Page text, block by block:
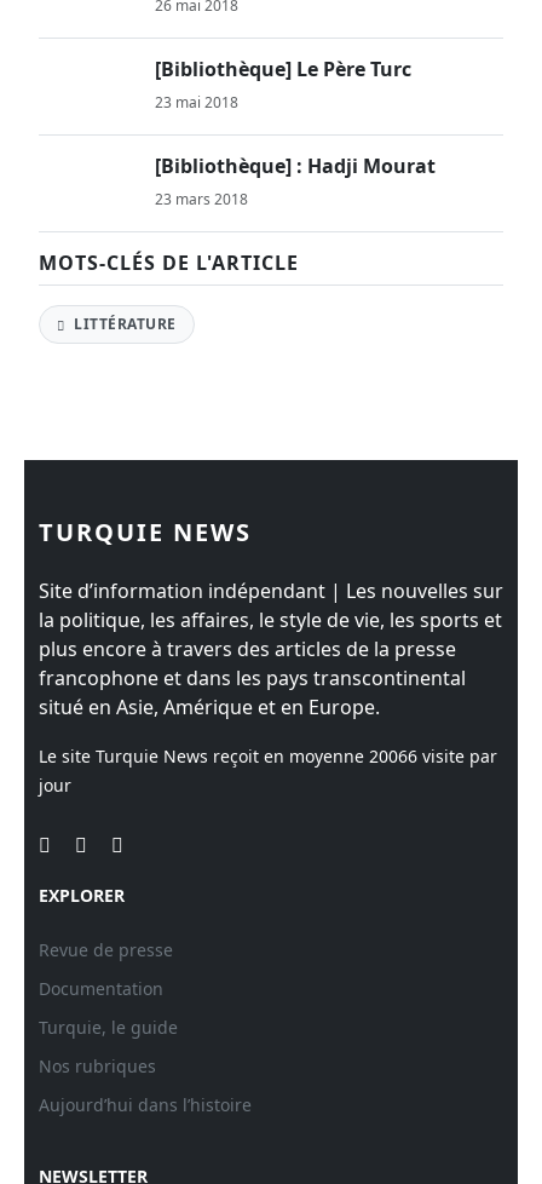
26 mai 2018
[Bibliothèque] Le Père Turc
23 mai 2018
[Bibliothèque] : Hadji Mourat
23 mars 2018
MOTS-CLÉS DE L'ARTICLE
LITTÉRATURE
TURQUIE NEWS
Site d’information indépendant | Les nouvelles sur
la politique, les affaires, le style de vie, les sports et
plus encore à travers des articles de la presse
francophone et dans les pays transcontinental
situé en Asie, Amérique et en Europe.
Le site Turquie News reçoit en moyenne 20066 visite par
jour
EXPLORER
Revue de presse
Documentation
Turquie, le guide
Nos rubriques
Aujourd’hui dans l’histoire
NEWSLETTER